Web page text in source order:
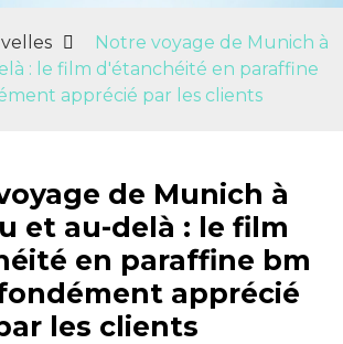
Notre voyage de Munich à
: le film d'étanchéité en paraffine
apprécié par les clients
de Munich à
et au-delà : le film
en paraffine bm
apprécié
les clients